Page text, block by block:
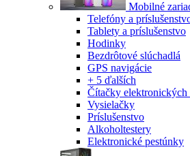
Mobilné
Telefóny a
Tablety a príslušenstvo
Hodinky
Bezdrôtové slúchadlá
GPS navigácie
+ 5 ďalších
Čítačky elektronických
Vysielačky
Príslušenstvo
Alkoholtestery
Elektronické pestúnky